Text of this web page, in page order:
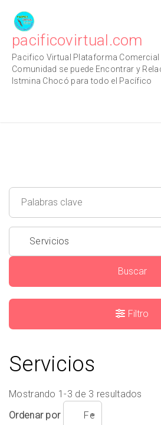
content
pacificovirtual.com
Pacifico Virtual Plataforma Comercial
Comunidad se puede Encontrar y
Istmina Chocó para todo el Pacífico
Servicios
Buscar
Filtro
Servicios
Mostrando 1-3 de 3 resultados
Ordenar por
Fecha